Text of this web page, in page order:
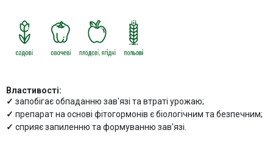
Властивості:
запобігає обпаданню зав'язі та втраті урожаю;
препарат на основі фітогормонів є біологічним та безпечним;
сприяє запиленню та формуванню зав'язі.